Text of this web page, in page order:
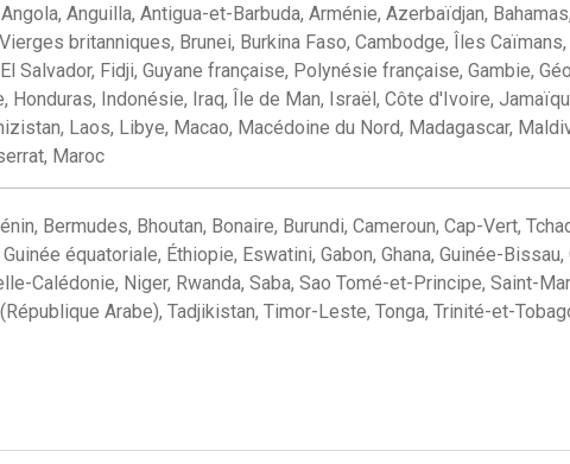
Anguilla, Antigua-et-Barbuda, Arménie, Azerbaïdjan,
britanniques, Brunei, Burkina Faso, Cambodge, Îles
Salvador, Fidji, Guyane française, Polynésie française, Gambie,
Honduras, Indonésie, Iraq, Île de Man, Israël, Côte d'Ivoire,
Laos, Libye, Macao, Macédoine du Nord, Madagascar,
Maroc
Bermudes, Bhoutan, Bonaire, Burundi, Cameroun, Cap-Vert,
équatoriale, Éthiopie, Eswatini, Gabon, Ghana, Guinée-
Calédonie, Niger, Rwanda, Saba, Sao Tomé-et-Principe, Saint-
Arabe), Tadjikistan, Timor-Leste, Tonga, Trinité-et-